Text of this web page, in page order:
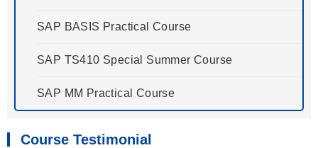
SAP BASIS Practical Course
SAP TS410 Special Summer Course
SAP MM Practical Course
Course Testimonial